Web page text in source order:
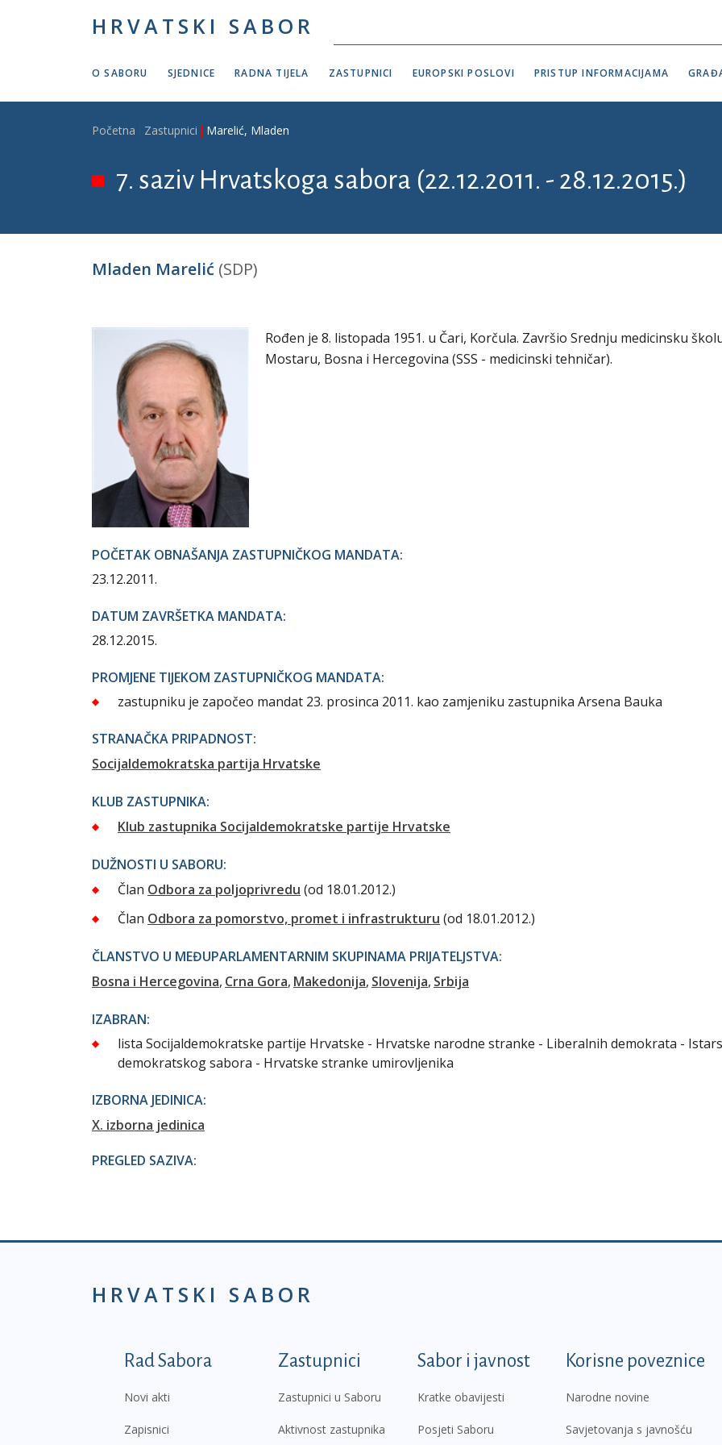
HRVATSKI SABOR
O SABORU SJEDNICE RADNA TIJELA ZASTUPNICI EUROPSKI POSLOVI PRISTUP INFORMACIJAMA
Breadcrumb
Početna Zastupnici Marelić, Mladen
7. saziv Hrvatskoga sabora (22.12.2011. - 28.12.2015.)
Mladen Marelić (SDP)
Rođen je 8. listopada 1951. u Čari, Korčula. Završio Srednju medicinsku
Mostaru, Bosna i Hercegovina (SSS - medicinski tehničar).
POČETAK OBNAŠANJA ZASTUPNIČKOG MANDATA:
23.12.2011.
DATUM ZAVRŠETKA MANDATA:
28.12.2015.
PROMJENE TIJEKOM ZASTUPNIČKOG MANDATA:
zastupniku je započeo mandat 23. prosinca 2011. kao zamjeniku zastupnika Arsena Bauka
STRANAČKA PRIPADNOST:
Socijaldemokratska partija Hrvatske
KLUB ZASTUPNIKA:
Klub zastupnika Socijaldemokratske partije Hrvatske
DUŽNOSTI U SABORU:
Član Odbora za poljoprivredu (od 18.01.2012.)
Član Odbora za pomorstvo, promet i infrastrukturu (od 18.01.2012.)
ČLANSTVO U MEĐUPARLAMENTARNIM SKUPINAMA PRIJATELJSTVA:
Bosna i Hercegovina Crna Gora Makedonija Slovenija Srbija
IZABRAN:
lista Socijaldemokratske partije Hrvatske - Hrvatske narodne stranke - Liberalnih demokrata -
demokratskog sabora - Hrvatske stranke umirovljenika
IZBORNA JEDINICA:
X. izborna jedinica
PREGLED SAZIVA:
HRVATSKI SABOR
Podnožje prvi izbornik
Rad Sabora
Novi akti
Zapisnici
Zastupnici
Zastupnici u Saboru
Aktivnost zastupnika
Sabor i javnost
Kratke obavijesti
Posjeti Saboru
Korisne poveznice
Narodne novine
Savjetovanja s javnošću